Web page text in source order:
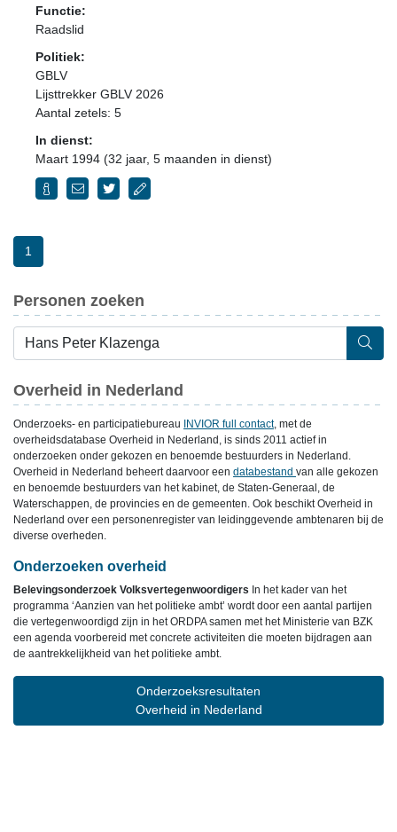
Functie:
Raadslid
Politiek:
GBLV
Lijsttrekker GBLV 2026
Aantal zetels: 5
In dienst:
Maart 1994 (32 jaar, 5 maanden in dienst)
1
Personen zoeken
Overheid in Nederland
Onderzoeks- en participatiebureau INVIOR full contact, met de
overheidsdatabase Overheid in Nederland, is sinds 2011 actief in
onderzoeken onder gekozen en benoemde bestuurders in Nederland.
Overheid in Nederland beheert daarvoor een databestand van alle gekozen
en benoemde bestuurders van het kabinet, de Staten-Generaal, de
Waterschappen, de provincies en de gemeenten. Ook beschikt Overheid in
Nederland over een personenregister van leidinggevende ambtenaren bij de
diverse overheden.
Onderzoeken overheid
Belevingsonderzoek Volksvertegenwoordigers In het kader van het
programma ‘Aanzien van het politieke ambt’ wordt door een aantal partijen
die vertegenwoordigd zijn in het ORDPA samen met het Ministerie van BZK
een agenda voorbereid met concrete activiteiten die moeten bijdragen aan
de aantrekkelijkheid van het politieke ambt.
Onderzoeksresultaten
Overheid in Nederland